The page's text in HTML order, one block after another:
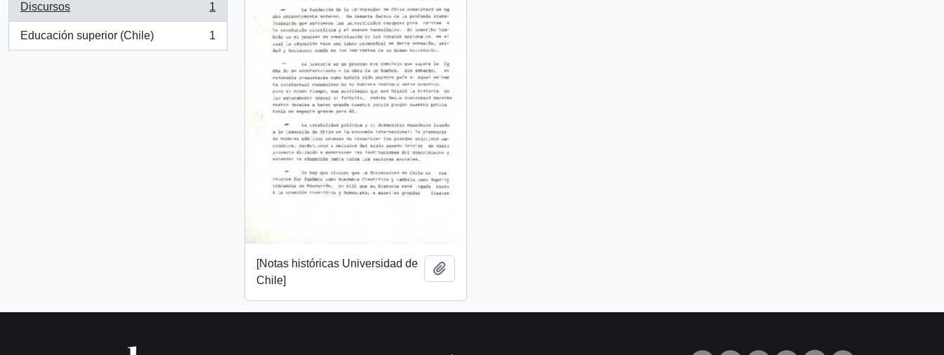
Discursos
, 1 resultados
1
Educación superior (Chile)
, 1 resultados
1
[Notas históricas Universidad de
Chile]